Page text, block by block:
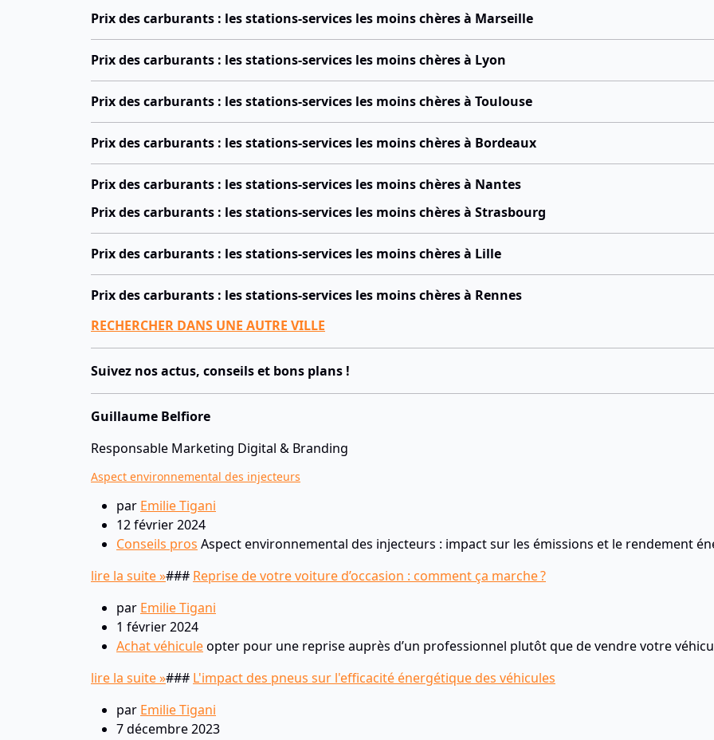
Prix des carburants : les stations-services les moins chères à Marseille
Prix des carburants : les stations-services les moins chères à Lyon
Prix des carburants : les stations-services les moins chères à Toulouse
Prix des carburants : les stations-services les moins chères à Bordeaux
Prix des carburants : les stations-services les moins chères à Nantes
Prix des carburants : les stations-services les moins chères à Strasbourg
Prix des carburants : les stations-services les moins chères à Lille
Prix des carburants : les stations-services les moins chères à Rennes
RECHERCHER DANS UNE AUTRE VILLE
Suivez nos actus, conseils et bons plans !
Guillaume Belfiore
Responsable Marketing Digital & Branding
Aspect environnemental des injecteurs
par Emilie Tigani
12 février 2024
Conseils pros Aspect environnemental des injecteurs : impact sur les émissions et le rendement
lire la suite »### Reprise de votre voiture d’occasion : comment ça marche ?
par Emilie Tigani
1 février 2024
Achat véhiculeopter pour une reprise auprès d’un professionnel plutôt que de vendre votre
lire la suite »### L'impact des pneus sur l'efficacité énergétique des véhicules
par Emilie Tigani
7 décembre 2023